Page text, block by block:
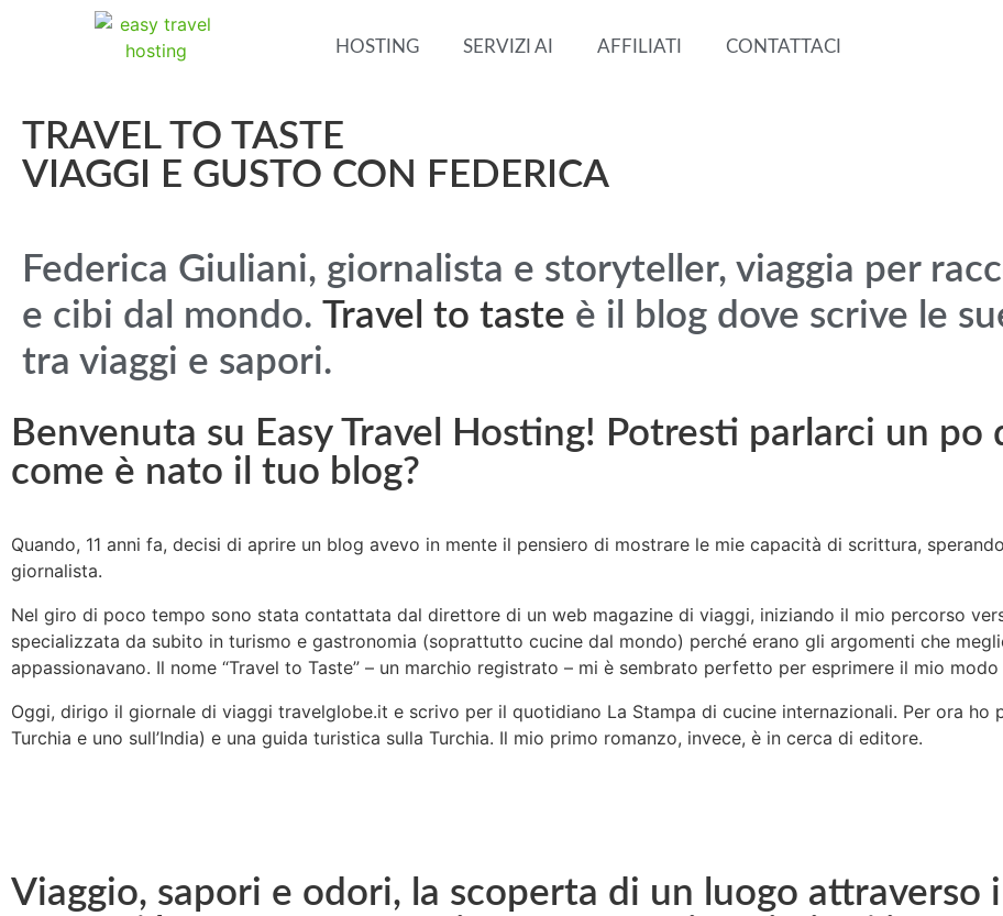
HOSTING SERVIZI AI AFFILIATI CONTATTACI
TRAVEL TO TASTE
VIAGGI E GUSTO CON FEDERICA
Federica Giuliani, giornalista e storyteller, viaggia per
e cibi dal mondo. Travel to taste è il blog dove scrive le
tra viaggi e sapori.
Benvenuta su Easy Travel Hosting! Potresti parlarci un po
come è nato il tuo blog?
Quando, 11 anni fa, decisi di aprire un blog avevo in mente il pensiero di mostrare le mie capacità di scrittura,
giornalista.
Nel giro di poco tempo sono stata contattata dal direttore di un web magazine di viaggi, iniziando il mio percorso
specializzata da subito in turismo e gastronomia (soprattutto cucine dal mondo) perché erano gli argomenti che
appassionavano. Il nome “Travel to Taste” – un marchio registrato – mi è sembrato perfetto per esprimere il mio
Oggi, dirigo il giornale di viaggi travelglobe.it e scrivo per il quotidiano La Stampa di cucine internazionali. Per ora ho
Turchia e uno sull’India) e una guida turistica sulla Turchia. Il mio primo romanzo, invece, è in cerca di editore.
Viaggio, sapori e odori, la scoperta di un luogo attraverso